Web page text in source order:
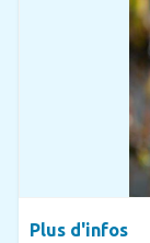
Plus d'infos